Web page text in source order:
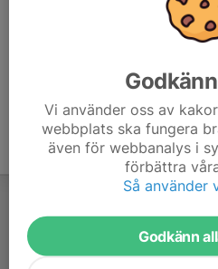
Vi använder oss av
webbplats ska fungera
även för webbanalys i
förbättra
Så använder
Godkänn